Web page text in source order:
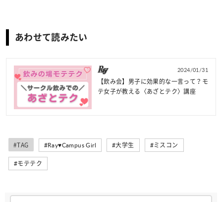
あわせて読みたい
2024/01/31
【飲み会】男子に効果的な一言って？モ
テ女子が教える〈あざとテク〉講座
#TAG #Ray♥Campus Girl #大学生 #ミスコン
#モテテク